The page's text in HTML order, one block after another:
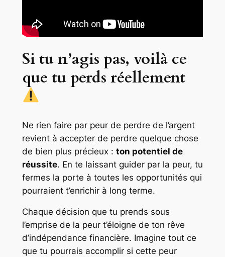
Si tu n’agis pas, voilà ce
que tu perds réellement
Ne rien faire par peur de perdre de l’argent
revient à accepter de perdre quelque chose
de bien plus précieux : ton potentiel de
réussite. En te laissant guider par la peur, tu
fermes la porte à toutes les opportunités qui
pourraient t’enrichir à long terme.
Chaque décision que tu prends sous
l’emprise de la peur t’éloigne de ton rêve
d’indépendance financière. Imagine tout ce
que tu pourrais accomplir si cette peur